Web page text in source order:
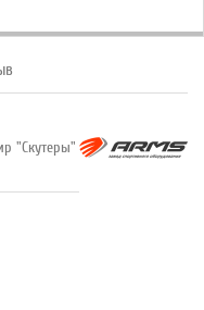
"Скутеры"